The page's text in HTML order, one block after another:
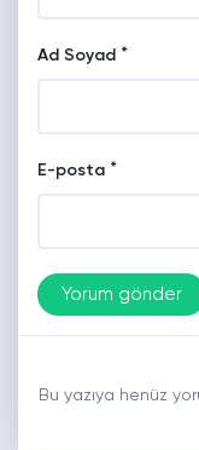
Ad Soyad *
E-posta *
Bu yazıya henüz